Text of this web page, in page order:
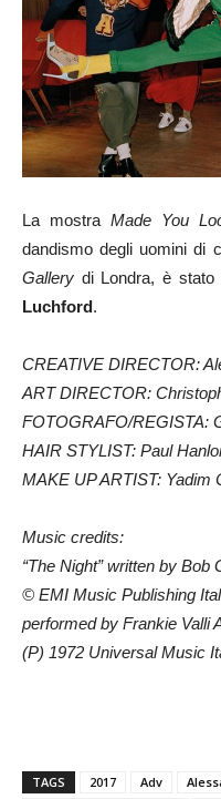
La mostraMade You
dandismo degli uomini di
Gallery di Londra, è
Luchford.
CREATIVE DIRECTOR:
ART DIRECTOR:
FOTOGRAFO/REGISTA:
HAIR STYLIST: Paul
MAKE UP ARTIST: Yadim
Music credits:
“The Night” written by Bob
© EMI Music Publishing
performed by Frankie Valli
(P) 1972 Universal Music
TAGS 2017 Adv